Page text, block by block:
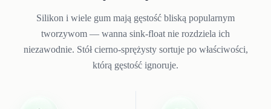
Silikon i wiele gum mają gęstość bliską popularnym
tworzywom — wanna sink-float nie rozdziela ich
niezawodnie. Stół cierno-sprężysty sortuje po właściwości,
którą gęstość ignoruje.